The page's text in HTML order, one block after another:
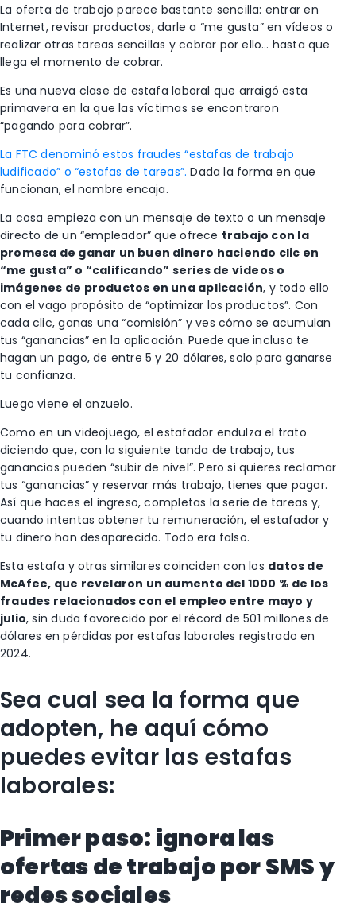
La oferta de trabajo parece bastante sencilla: entrar en
Internet, revisar productos, darle a “me gusta” en vídeos o
realizar otras tareas sencillas y cobrar por ello… hasta que
llega el momento de cobrar.
Es una nueva clase de estafa laboral que arraigó esta
primavera en la que las víctimas se encontraron
“pagando para cobrar”.
La FTC denominó estos fraudes “estafas de trabajo
ludificado” o “estafas de tareas”. Dada la forma en que
funcionan, el nombre encaja.
La cosa empieza con un mensaje de texto o un mensaje
directo de un “empleador” que ofrece trabajo con la
promesa de ganar un buen dinero haciendo clic en
“me gusta” o “calificando” series de vídeos o
imágenes de productos en una aplicación, y todo ello
con el vago propósito de “optimizar los productos”. Con
cada clic, ganas una “comisión” y ves cómo se acumulan
tus “ganancias” en la aplicación. Puede que incluso te
hagan un pago, de entre 5 y 20 dólares, solo para ganarse
tu confianza.
Luego viene el anzuelo.
Como en un videojuego, el estafador endulza el trato
diciendo que, con la siguiente tanda de trabajo, tus
ganancias pueden “subir de nivel”. Pero si quieres reclamar
tus “ganancias” y reservar más trabajo, tienes que pagar.
Así que haces el ingreso, completas la serie de tareas y,
cuando intentas obtener tu remuneración, el estafador y
tu dinero han desaparecido. Todo era falso.
Esta estafa y otras similares coinciden con los datos de
McAfee, que revelaron un aumento del 1000 % de los
fraudes relacionados con el empleo entre mayo y
julio, sin duda favorecido por el récord de 501 millones de
dólares en pérdidas por estafas laborales registrado en
2024.
Sea cual sea la forma que
adopten, he aquí cómo
puedes evitar las estafas
laborales:
Primer paso: ignora las
ofertas de trabajo por SMS y
redes sociales